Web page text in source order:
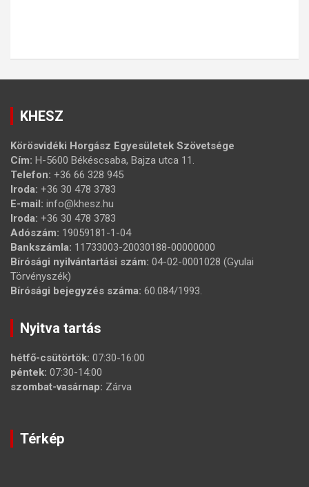
KHESZ
Körösvidéki Horgász Egyesületek Szövetsége
Cím: H-5600 Békéscsaba, Bajza utca 11.
Telefon: +36 66 328 945
Iroda: +36 30 478 3783
E-mail: info@khesz.hu
Iroda: +36 30 478 3783
Adószám: 19059181-1-04
Bankszámla: 11733003-20030188-00000000
Bírósági nyilvántartási szám: 04-02-0001028 (Gyulai
Törvényszék)
Bírósági bejegyzés száma: 60.084/1993.
Nyitva tartás
hétfő-csütörtök: 07:30-16:00
péntek: 07:30-14:00
szombat-vasárnap: Zárva
Térkép